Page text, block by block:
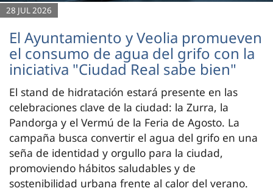
28 JUL 2026
El Ayuntamiento y Veolia promueven
el consumo de agua del grifo con la
iniciativa "Ciudad Real sabe bien"
El stand de hidratación estará presente en las
celebraciones clave de la ciudad: la Zurra, la
Pandorga y el Vermú de la Feria de Agosto. La
campaña busca convertir el agua del grifo en una
seña de identidad y orgullo para la ciudad,
promoviendo hábitos saludables y de
sostenibilidad urbana frente al calor del verano.